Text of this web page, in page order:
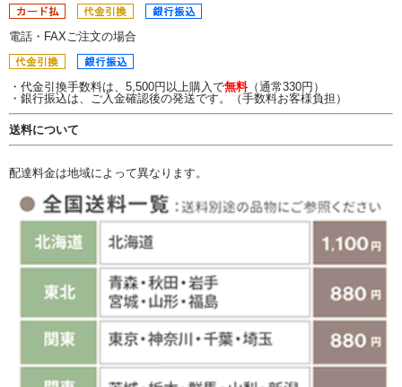
電話・FAXご注文の場合
・代金引換手数料は、5,500円以上購入で無料（通常330円）
・銀行振込は、ご入金確認後の発送です。（手数料お客様負担）
送料について
配達料金は地域によって異なります。